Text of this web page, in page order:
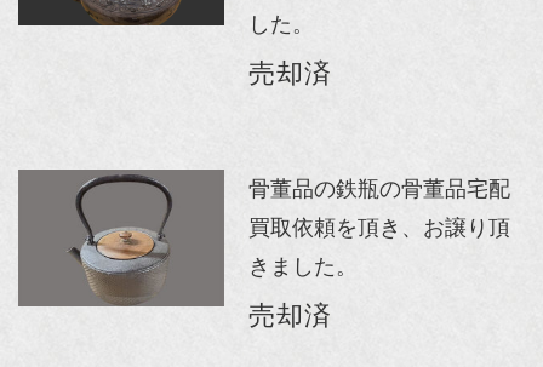
した。
売却済
骨董品の鉄瓶の骨董品宅配
買取依頼を頂き、お譲り頂
きました。
売却済